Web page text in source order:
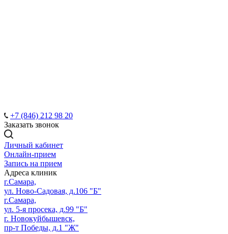
+7 (846) 212 98 20
Заказать звонок
Личный кабинет
Онлайн-прием
Запись на прием
Адреса клиник
г.Самара,
ул. Ново-Садовая, д.106 "Б"
г.Самара,
ул. 5-я просека, д.99 "Б"
г. Новокуйбышевск,
пр-т Победы, д.1 "Ж"